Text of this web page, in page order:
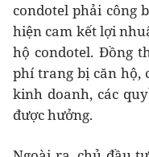
condotel phải công
hiện cam kết lợi
hộ condotel. Đồng
phí trang bị căn
kinh doanh, các
được hưởng.